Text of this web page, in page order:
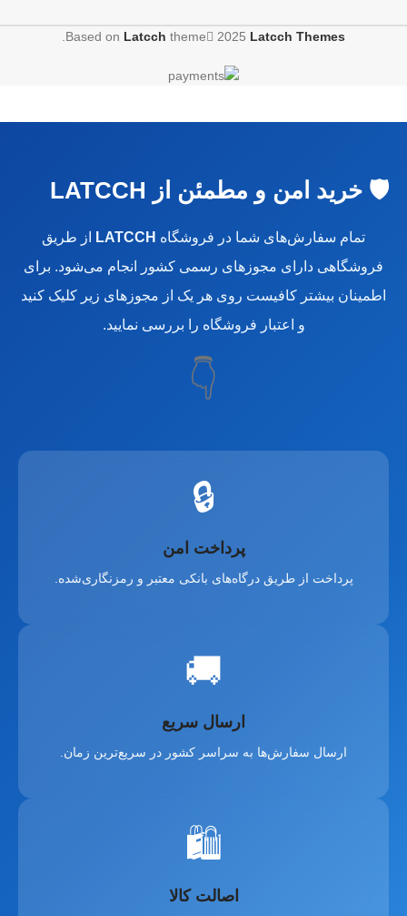
Based on Latcch theme 2025 Latcch Themes
🛡️ خرید امن و مطمئن از LATCCH
تمام سفارش‌های شما در فروشگاه LATCCH
از طریق
فروشگاهی دارای مجوزهای رسمی کشور انجام می‌شود. برای
اطمینان بیشتر کافیست روی هر یک از مجوزهای زیر کلیک کنید
و اعتبار فروشگاه را بررسی نمایید.
👇
🔒
پرداخت امن
پرداخت از طریق درگاه‌های بانکی معتبر و رمزنگاری‌شده.
🚚
ارسال سریع
ارسال سفارش‌ها به سراسر کشور در سریع‌ترین زمان.
🛍️
اصالت کالا